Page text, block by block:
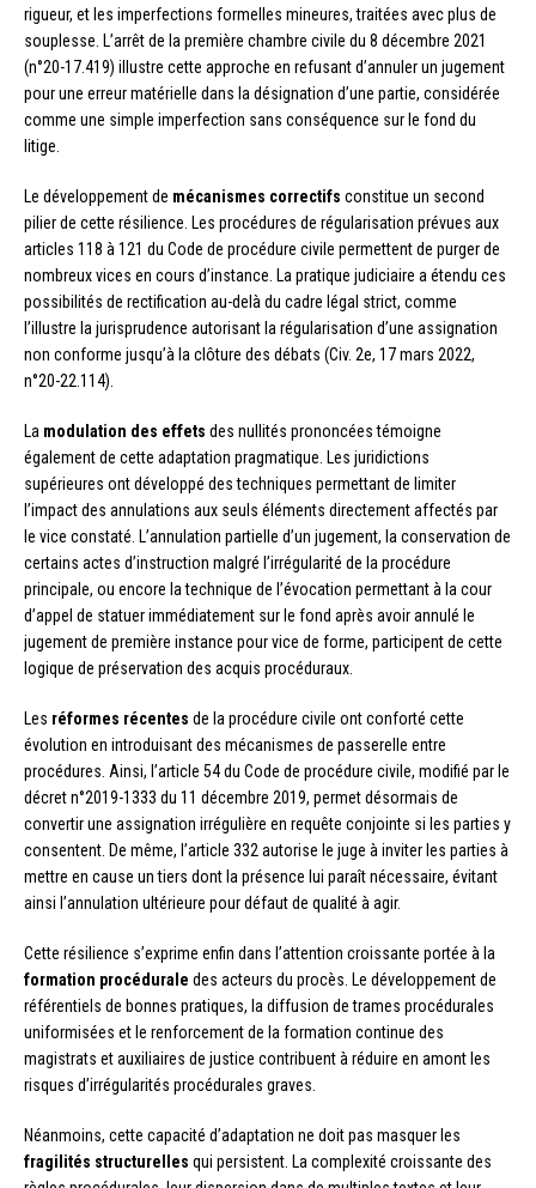
rigueur, et les imperfections formelles mineures, traitées avec plus de
souplesse. L’arrêt de la première chambre civile du 8 décembre 2021
(n°20-17.419) illustre cette approche en refusant d’annuler un jugement
pour une erreur matérielle dans la désignation d’une partie, considérée
comme une simple imperfection sans conséquence sur le fond du
litige.
Le développement de mécanismes correctifs constitue un second
pilier de cette résilience. Les procédures de régularisation prévues aux
articles 118 à 121 du Code de procédure civile permettent de purger de
nombreux vices en cours d’instance. La pratique judiciaire a étendu ces
possibilités de rectification au-delà du cadre légal strict, comme
l’illustre la jurisprudence autorisant la régularisation d’une assignation
non conforme jusqu’à la clôture des débats (Civ. 2e, 17 mars 2022,
n°20-22.114).
La modulation des effets des nullités prononcées témoigne
également de cette adaptation pragmatique. Les juridictions
supérieures ont développé des techniques permettant de limiter
l’impact des annulations aux seuls éléments directement affectés par
le vice constaté. L’annulation partielle d’un jugement, la conservation de
certains actes d’instruction malgré l’irrégularité de la procédure
principale, ou encore la technique de l’évocation permettant à la cour
d’appel de statuer immédiatement sur le fond après avoir annulé le
jugement de première instance pour vice de forme, participent de cette
logique de préservation des acquis procéduraux.
Les réformes récentes de la procédure civile ont conforté cette
évolution en introduisant des mécanismes de passerelle entre
procédures. Ainsi, l’article 54 du Code de procédure civile, modifié par le
décret n°2019-1333 du 11 décembre 2019, permet désormais de
convertir une assignation irrégulière en requête conjointe si les parties y
consentent. De même, l’article 332 autorise le juge à inviter les parties à
mettre en cause un tiers dont la présence lui paraît nécessaire, évitant
ainsi l’annulation ultérieure pour défaut de qualité à agir.
Cette résilience s’exprime enfin dans l’attention croissante portée à la
formation procédurale des acteurs du procès. Le développement de
référentiels de bonnes pratiques, la diffusion de trames procédurales
uniformisées et le renforcement de la formation continue des
magistrats et auxiliaires de justice contribuent à réduire en amont les
risques d’irrégularités procédurales graves.
Néanmoins, cette capacité d’adaptation ne doit pas masquer les
fragilités structurelles qui persistent. La complexité croissante des